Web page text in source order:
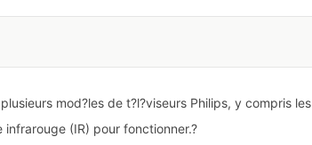
mod?les de t?l?viseurs Philips, y compris les
(IR) pour fonctionner.?